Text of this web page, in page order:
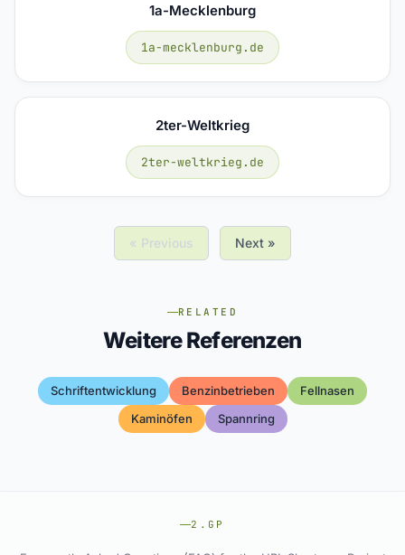
1a-Mecklenburg
1a-mecklenburg.de
2ter-Weltkrieg
2ter-weltkrieg.de
« Previous Next »
RELATED
Weitere Referenzen
Schriftentwicklung Benzinbetrieben
Fellnasen
Kaminöfen
Spannring
2.GP